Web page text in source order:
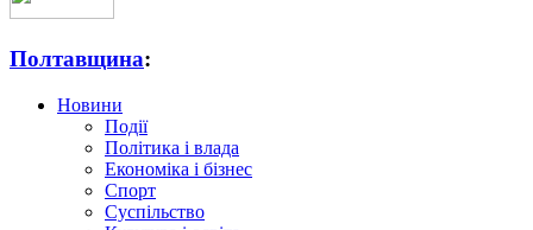
Полтавщина:
Новини
Події
Політика і влада
Економіка і бізнес
Спорт
Суспільство